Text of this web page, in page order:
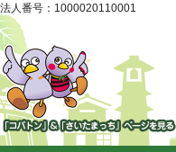
法人番号：1000020110001
「コバトン」&「さいたまっ